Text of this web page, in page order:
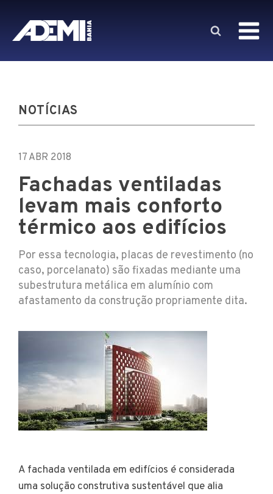
NOTÍCIAS
17 ABR 2018
Fachadas ventiladas
levam mais conforto
térmico aos edifícios
Por essa tecnologia, placas de revestimento (no
caso, porcelanato) são fixadas mediante uma
subestrutura metálica em alumínio com
afastamento da construção propriamente dita.
A fachada ventilada em edifícios é considerada
uma solução construtiva sustentável que alia